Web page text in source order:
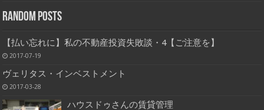
Random Posts
【払い忘れに】私の不動産投資失敗談・4【ご注意を】
2017-07-19
ヴェリタス・インベストメント
2017-03-28
ハウスドゥさんの賃貸管理